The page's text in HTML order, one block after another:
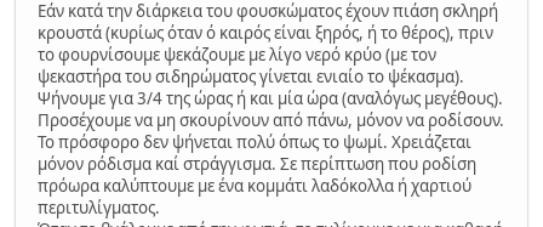
Εάν κατά την διάρκεια του φουσκώματος έχουν πιάση σκληρή
κρουστά (κυρίως όταν ό καιρός είναι ξηρός, ή το θέρος), πριν
το φουρνίσουμε ψεκάζουμε με λίγο νερό κρύο (με τον
ψεκαστήρα του σιδηρώματος γίνεται ενιαίο το ψέκασμα).
Ψήνουμε για 3/4 της ώρας ή και μία ώρα (αναλόγως μεγέθους).
Προσέχουμε να μη σκουρίνουν από πάνω, μόνον να ροδίσουν.
Το πρόσφορο δεν ψήνεται πολύ όπως το ψωμί. Χρειάζεται
μόνον ρόδισμα καί στράγγισμα. Σε περίπτωση που ροδίση
πρόωρα καλύπτουμε με ένα κομμάτι λαδόκολλα ή χαρτιού
περιτυλίγματος.